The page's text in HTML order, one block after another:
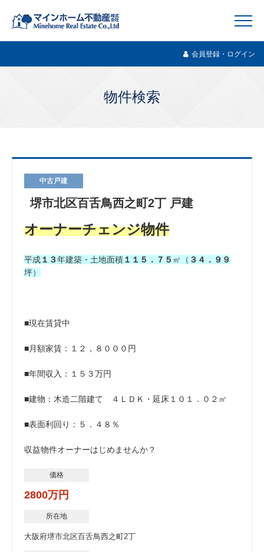
会員登録・ログイン
物件検索
中古戸建
堺市北区百舌鳥西之町2丁 戸建
オーナーチェンジ物件
平成１３年建築・土地面積１１５．７５ ㎡（ ３４．９９
坪）
■現在賃貸中
■月額家賃：１２，８０００円
■年間収入：１５３万円
■建物：木造二階建て ４ＬＤＫ・延床１０１．０２㎡
■表面利回り：５．４８％
収益物件オーナーはじめませんか？
価格
2800万円
所在地
大阪府堺市北区百舌鳥西之町2丁